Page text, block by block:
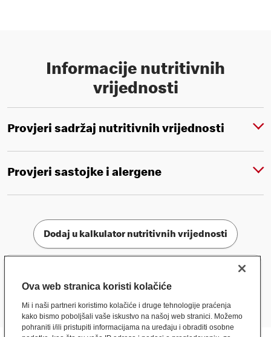
Informacije nutritivnih
vrijednosti
Provjeri sadržaj nutritivnih vrijednosti
Provjeri sastojke i alergene
Dodaj u kalkulator nutritivnih vrijednosti
Ova web stranica koristi kolačiće
Mi i naši partneri koristimo kolačiće i druge tehnologije praćenja
kako bismo poboljšali vaše iskustvo na našoj web stranici. Možemo
pohraniti i/ili pristupiti informacijama na uređaju i obraditi osobne